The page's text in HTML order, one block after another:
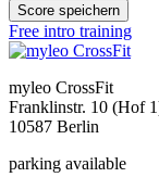
Score speichern
Free intro training
myleo CrossFit
Franklinstr. 10 (Hof
10587 Berlin
parking available